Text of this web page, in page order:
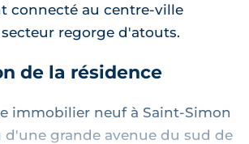
connecté au centre-ville
regorge d'atouts.
de la résidence
immobilier neuf à Saint-Simon
d'une grande avenue du sud de